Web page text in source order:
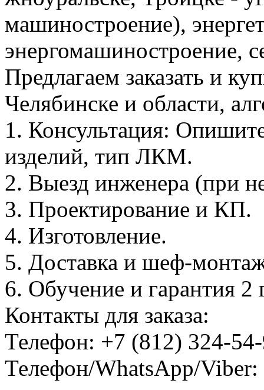
машиностроение),
энергомашиностроение,
Предлагаем заказать и
Челябинске и области,
1. Консультация:
изделий, тип ЛКМ.
2. Выезд инженера (при
3. Проектирование и КП.
4. Изготовление.
5. Доставка и шеф-
6. Обучение и гарантия 2
Контакты для заказа:
Телефон: +7 (812) 324-
Телефон/WhatsApp/